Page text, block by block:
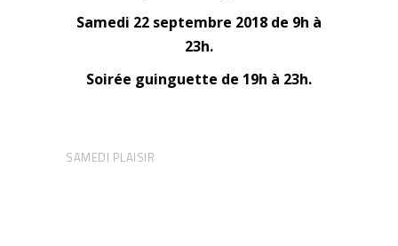
Samedi 22 septembre 2018 de 9h à
23h.
Soirée guinguette de 19h à 23h.
SAMEDI PLAISIR